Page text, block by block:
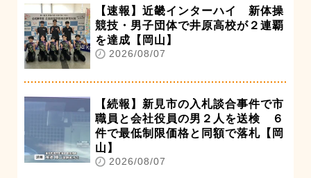
【速報】近畿インターハイ 新体操
競技・男子団体で井原高校が２連覇
を達成【岡山】
2026/08/07
【続報】新見市の入札談合事件で市
職員と会社役員の男２人を送検 ６
件で最低制限価格と同額で落札【岡
山】
2026/08/07